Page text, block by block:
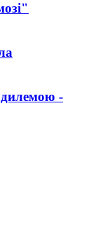
дилемою -